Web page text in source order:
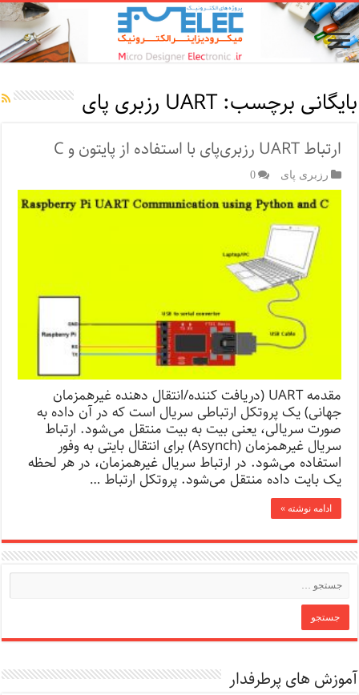
بایگانی برچسب:UART رزبری پای
ارتباط UART رزبری‌پای با استفاده از پایتون و C
رزبری پای 0
مقدمه UART (دریافت کننده/انتقال دهنده غیرهمزمان
جهانی) یک پروتکل ارتباطی سریال است که در آن داده به
صورت سریالی، یعنی بیت به بیت منتقل می‌شود. ارتباط
سریال غیرهمزمان (Asynch) برای انتقال بایتی به وفور
استفاده می‌شود. در ارتباط سریال غیرهمزمان، در هر لحظه
یک بایت داده منتقل می‌شود. پروتکل ارتباط …
ادامه نوشته »
آموزش های پرطرفدار